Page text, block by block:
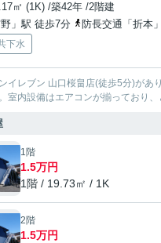
㎡ (1K) /築42年 /2階建
」駅 徒歩7分
防長交通「折本」
下水
イレブン 山口桜畠店(徒歩5分)があ
室内設備はエアコンが揃っており、
1階
1.5万円
1階 / 19.73㎡ / 1K
2階
1.5万円